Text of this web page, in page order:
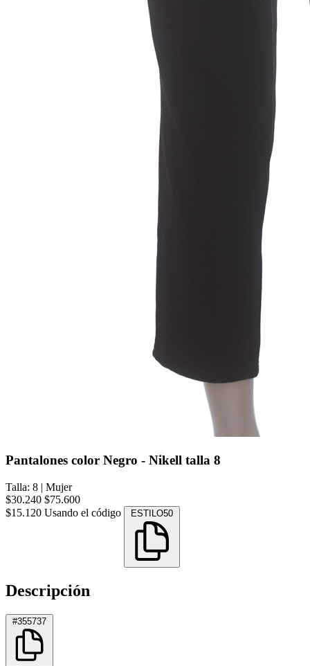
Pantalones color Negro - Nikell talla 8
Talla: 8 | Mujer
$30.240 $75.600
$15.120 Usando el código ESTILO50
Descripción
#355737